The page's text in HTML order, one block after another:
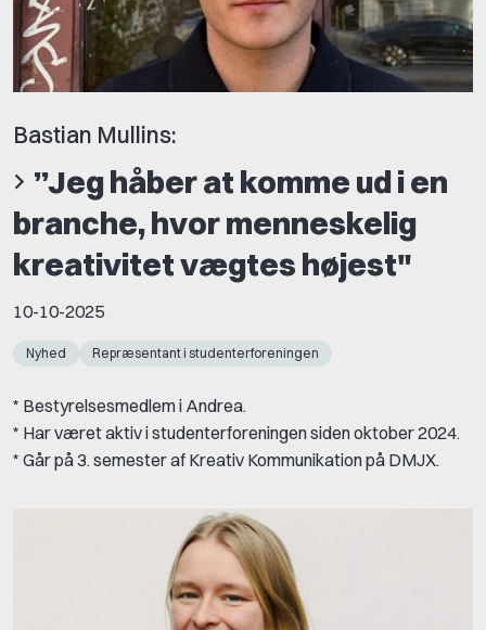
Bastian Mullins:
”Jeg håber at komme ud i en
branche, hvor menneskelig
kreativitet vægtes højest"
10-10-2025
Nyhed Repræsentant i studenterforeningen
* Bestyrelsesmedlem i Andrea.
* Har været aktiv i studenterforeningen siden oktober 2024.
* Går på 3. semester af Kreativ Kommunikation på DMJX.